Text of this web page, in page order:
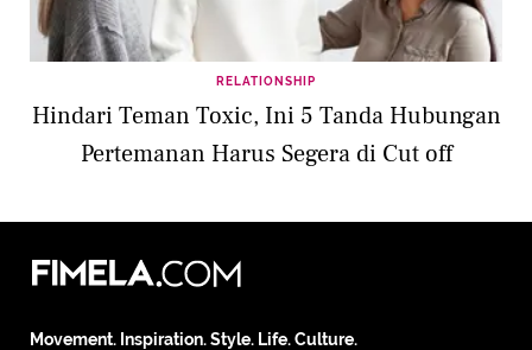
RELATIONSHIP
Hindari Teman Toxic, Ini 5 Tanda Hubungan
Pertemanan Harus Segera di Cut off
Movement. Inspiration. Style. Life. Culture.